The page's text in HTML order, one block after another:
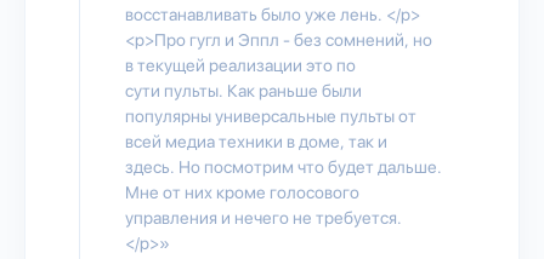
восстанавливать было уже лень. </p>
<p>Про гугл и Эппл - без сомнений, но
в текущей реализации это по
сути пульты. Как раньше были
популярны универсальные пульты от
всей медиа техники в доме, так и
здесь. Но посмотрим что будет дальше.
Мне от них кроме голосового
управления и нечего не требуется.
</p>»